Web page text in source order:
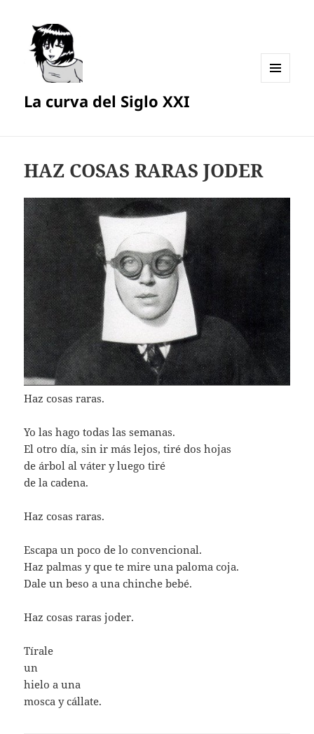
La curva del Siglo XXI
HAZ COSAS RARAS JODER
Haz cosas raras.
Yo las hago todas las semanas.
El otro día, sin ir más lejos, tiré dos hojas
de árbol al váter y luego tiré
de la cadena.
Haz cosas raras.
Escapa un poco de lo convencional.
Haz palmas y que te mire una paloma coja.
Dale un beso a una chinche bebé.
Haz cosas raras joder.
Tírale
un
hielo a una
mosca y cállate.